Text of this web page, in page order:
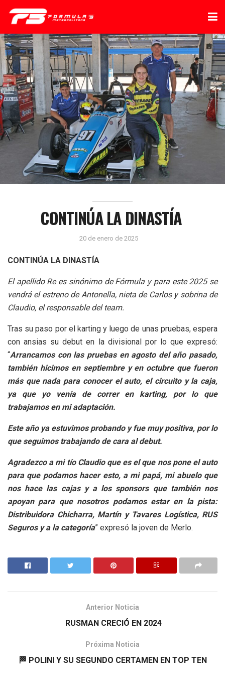
CONTINÚA LA DINASTÍA
20 de enero de 2025
CONTINÚA LA DINASTÍA
El apellido Re es sinónimo de Fórmula y para este 2025 se
vendrá el estreno de Antonella, nieta de Carlos y sobrina de
Claudio, el responsable del team.
Tras su paso por el karting y luego de unas pruebas, espera
con ansias su debut en la divisional por lo que expresó:
“Arrancamos con las pruebas en agosto del año pasado,
también hicimos en septiembre y en octubre que fueron
más que nada para conocer el auto, el circuito y la caja,
ya que yo venía de correr en karting, por lo que
trabajamos en mi adaptación.
Este año ya estuvimos probando y fue muy positiva, por lo
que seguimos trabajando de cara al debut.
Agradezco a mi tío Claudio que es el que nos pone el auto
para que podamos hacer esto, a mi papá, mi abuelo que
nos hace las cajas y a los sponsors que también nos
apoyan para que nosotros podamos estar en la pista:
Distribuidora Chicharra, Martín y Tavares Logística, RUS
Seguros y a la categoría” expresó la joven de Merlo.
Anterior Noticia
RUSMAN CRECIÓ EN 2024
Próxima Noticia
🏁 POLINI Y SU SEGUNDO CERTAMEN EN TOP TEN